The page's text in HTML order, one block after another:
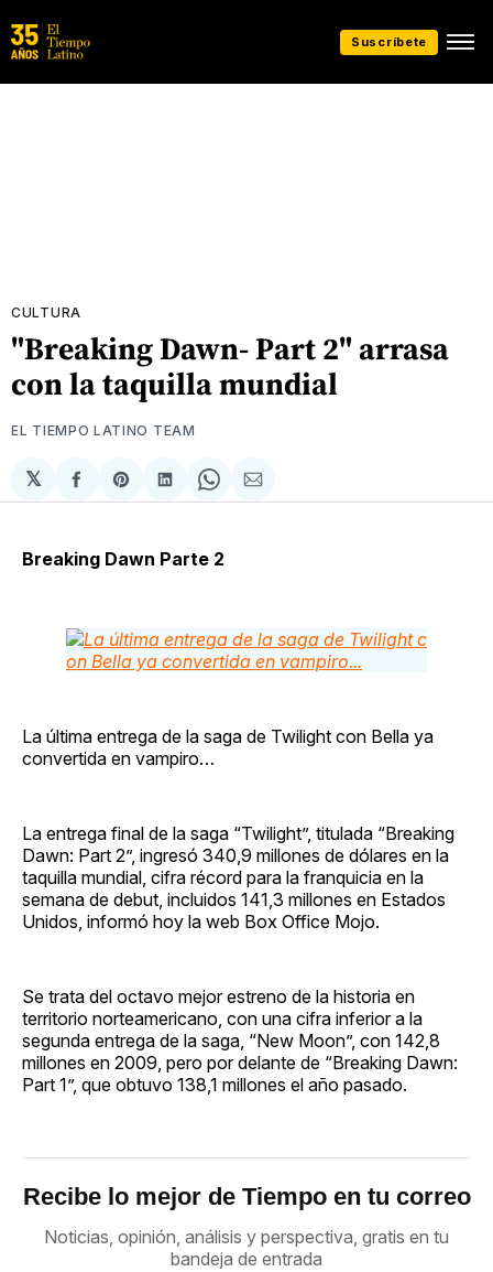
Suscríbete
CULTURA
"Breaking Dawn- Part 2" arrasa
con la taquilla mundial
EL TIEMPO LATINO TEAM
𝕏
Compartir
en
Share
on
Compartir
en
Share
on
Compartir
via
Breaking Dawn Parte 2
La última entrega de la saga de Twilight con Bella ya
convertida en vampiro…
La entrega final de la saga “Twilight”, titulada “Breaking
Dawn: Part 2”, ingresó 340,9 millones de dólares en la
taquilla mundial, cifra récord para la franquicia en la
semana de debut, incluidos 141,3 millones en Estados
Unidos, informó hoy la web Box Office Mojo.
Se trata del octavo mejor estreno de la historia en
territorio norteamericano, con una cifra inferior a la
segunda entrega de la saga, “New Moon”, con 142,8
millones en 2009, pero por delante de “Breaking Dawn:
Part 1”, que obtuvo 138,1 millones el año pasado.
Recibe lo mejor de Tiempo en tu correo
Noticias, opinión, análisis y perspectiva, gratis en tu
bandeja de entrada